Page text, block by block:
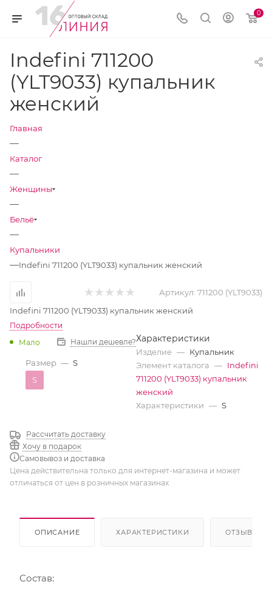
0
Indefini 711200
(YLT9033) купальник
женский
Главная
—
Каталог
—
Женщины
—
Бельё
—
Купальники
—Indefini 711200 (YLT9033) купальник женский
Артикул: 711200 (YLT9033)
Indefini 711200 (YLT9033) купальник женский
Подробности
Мало
Нашли дешевле?
Размер — S
S
Рассчитать доставку
Хочу в подарок
Самовывоз и доставка
Характеристики
Изделие — Купальник
Элемент каталога — Indefini
711200 (YLT9033) купальник
женский
Характеристики — S
Цена действительна только для интернет-магазина и может
отличаться от цен в розничных магазинах
ОПИСАНИЕ ХАРАКТЕРИСТИКИ ОТЗЫВЫ
Состав: